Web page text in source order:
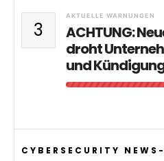
3
AKTUELLE WARNUNGEN
ACHTUNG:
droht
und
CYBERSECURITY NEWS-